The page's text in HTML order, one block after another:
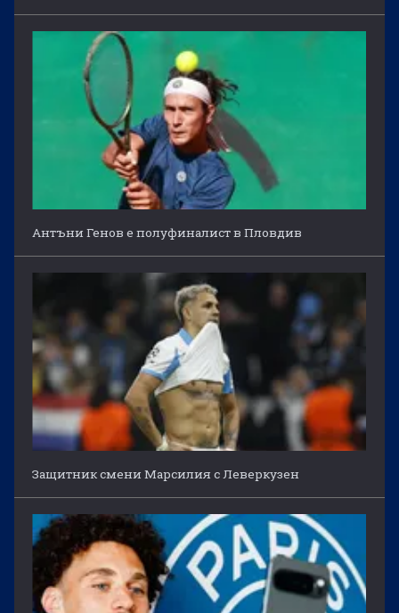
Антъни Генов е полуфиналист в Пловдив
Защитник смени Марсилия с Леверкузен